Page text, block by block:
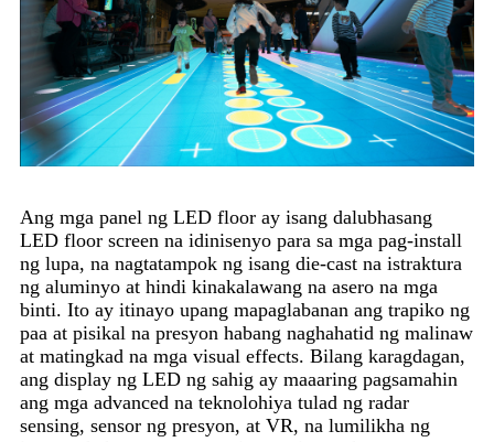
Ang mga panel ng LED floor ay isang dalubhasang
LED floor screen na idinisenyo para sa mga pag-install
ng lupa, na nagtatampok ng isang die-cast na istraktura
ng aluminyo at hindi kinakalawang na asero na mga
binti. Ito ay itinayo upang mapaglabanan ang trapiko ng
paa at pisikal na presyon habang naghahatid ng malinaw
at matingkad na mga visual effects. Bilang karagdagan,
ang display ng LED ng sahig ay maaaring pagsamahin
ang mga advanced na teknolohiya tulad ng radar
sensing, sensor ng presyon, at VR, na lumilikha ng